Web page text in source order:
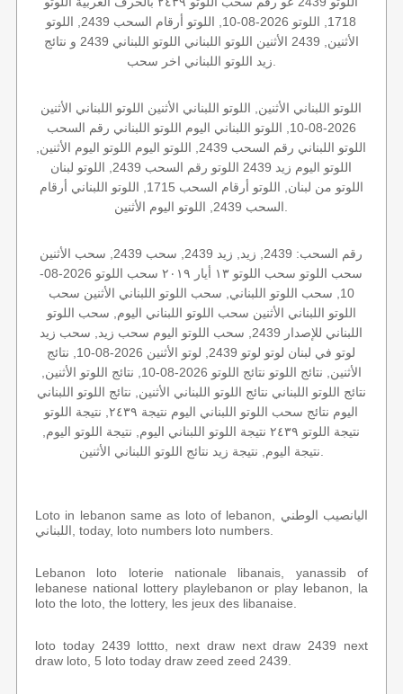
1718, اللوتو 2026-08-10, اللوتو أرقام السحب 2439, اللوتو
الأثنين, 2439 الأثنين اللوتو اللبناني اللوتو اللبناني 2439 و نتائج
اللوتو اللبناني الأثنين, اللوتو اللبناني الأثنين اللوتو اللبناني الأثنين
2026-08-10, اللوتو اللبناني اليوم اللوتو اللبناني رقم السحب
اللوتو اللبناني رقم السحب 2439, اللوتو اليوم اللوتو اليوم الأثنين,
اللوتو اليوم زيد 2439 اللوتو رقم السحب 2439, اللوتو لبنان
اللوتو من لبنان, اللوتو أرقام السحب 1715, اللوتو اللبناني أرقام
رقم السحب: 2439, زيد, زيد 2439, سحب 2439, سحب الأثنين
سحب اللوتو سحب اللوتو ١٣ أيار ٢٠١٩ سحب اللوتو 2026-08-
10, سحب اللوتو اللبناني, سحب اللوتو اللبناني الأثنين سحب
اللوتو اللبناني الأثنين سحب اللوتو اللبناني اليوم, سحب اللوتو
اللبناني للإصدار 2439, سحب اللوتو اليوم سحب زيد, سحب زيد
لوتو في لبنان لوتو لوتو 2439, لوتو الأثنين 2026-08-10, نتائج
الأثنين, نتائج اللوتو نتائج اللوتو 2026-08-10, نتائج اللوتو الأثنين,
نتائج اللوتو اللبناني نتائج اللوتو اللبناني الأثنين, نتائج اللوتو اللبناني
اليوم نتائج سحب اللوتو اللبناني اليوم نتيجة ٢٤٣٩, نتيجة اللوتو
نتيجة اللوتو ٢٤٣٩ نتيجة اللوتو اللبناني اليوم, نتيجة اللوتو اليوم,
Loto in lebanon same as loto of lebanon, اليانصيب الوطني
اللبناني, today, loto numbers loto numbers.
Lebanon loto loterie nationale libanais, yanassib of
lebanese national lottery playlebanon or play lebanon, la
loto the loto, the lottery, les jeux des libanaise.
loto today 2439 lottto, next draw next draw 2439 next
draw loto, 5 loto today draw zeed zeed 2439.